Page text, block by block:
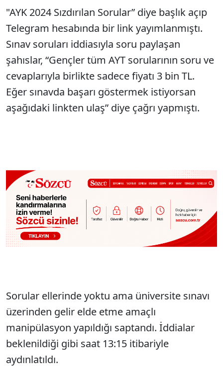
"AYK 2024 Sızdırılan Sorular” diye başlık açıp
Telegram hesabında bir link yayımlanmıştı.
Sınav soruları iddiasıyla soru paylaşan
şahıslar, “Gençler tüm AYT sorularının soru ve
cevaplarıyla birlikte sadece fiyatı 3 bin TL.
Eğer sınavda başarı göstermek istiyorsan
aşağıdaki linkten ulaş” diye çağrı yapmıştı.
Sorular ellerinde yoktu ama üniversite sınavı
üzerinden gelir elde etme amaçlı
manipülasyon yapıldığı saptandı. İddialar
beklenildiği gibi saat 13:15 itibariyle
aydınlatıldı.